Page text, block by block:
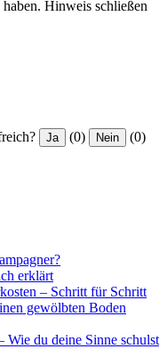
Hinweis schließen
Ja (0) Nein (0)
erklärt
– Schritt für Schritt
gewölbten Boden
Wie du deine Sinne schulst